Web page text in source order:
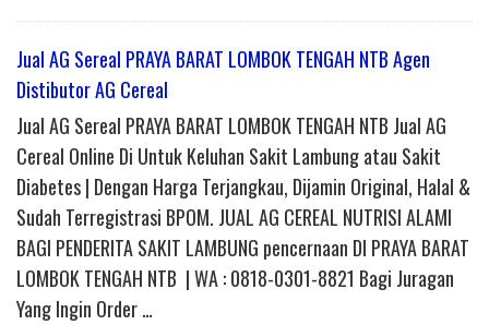
Jual AG Sereal PRAYA BARAT LOMBOK TENGAH NTB Agen
Distibutor AG Cereal
Jual AG Sereal PRAYA BARAT LOMBOK TENGAH NTB Jual AG
Cereal Online Di Untuk Keluhan Sakit Lambung atau Sakit
Diabetes | Dengan Harga Terjangkau, Dijamin Original, Halal &
Sudah Terregistrasi BPOM. JUAL AG CEREAL NUTRISI ALAMI
BAGI PENDERITA SAKIT LAMBUNG pencernaan DI PRAYA BARAT
LOMBOK TENGAH NTB | WA : 0818-0301-8821 Bagi Juragan
Yang Ingin Order …